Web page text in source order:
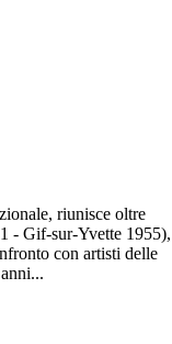
riunisce oltre
- Gif-sur-Yvette 1955),
con artisti delle